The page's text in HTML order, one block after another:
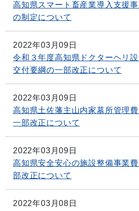
高知県スマート畜産業導入支援
の制定について
2022年03月09日
令和３年度高知県ドクターヘリ
交付要綱の一部改正について
2022年03月09日
高知県土佐藩主山内家墓所管理
一部改正について
2022年03月09日
高知県安全安心の施設整備事業
部改正について
2022年03月08日